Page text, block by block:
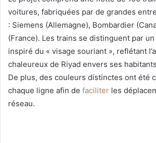
voitures, fabriquées par de grandes
: Siemens (Allemagne), Bombardier
(France). Les trains se distinguent par
inspiré du « visage souriant », reflétant
chaleureux de Riyad envers ses
De plus, des couleurs distinctes ont été
chaque ligne afin de faciliter les
réseau.